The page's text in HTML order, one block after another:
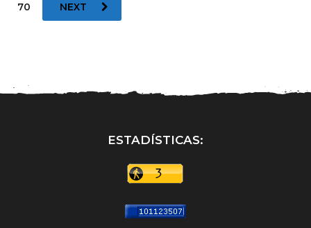
70 NEXT
ESTADÍSTICAS: